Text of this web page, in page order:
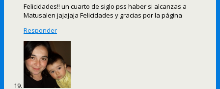
Felicidades!! un cuarto de siglo pss haber si alcanzas a
Matusalen jajajaja Felicidades y gracias por la página
Responder